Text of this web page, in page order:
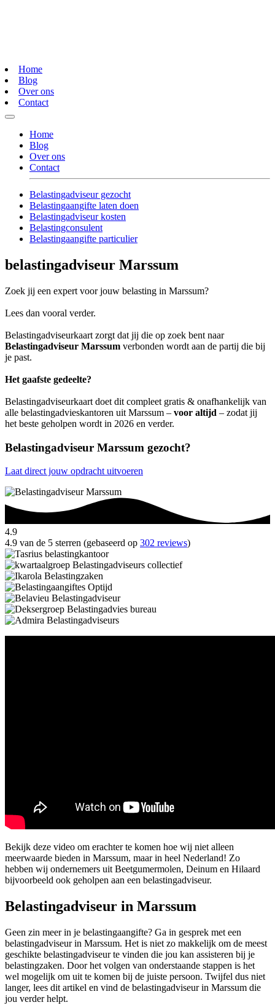
Home
Blog
Over ons
Contact
Home
Blog
Over ons
Contact
Belastingadviseur gezocht
Belastingaangifte laten doen
Belastingadviseur kosten
Belastingconsulent
Belastingaangifte particulier
belastingadviseur Marssum
Zoek jij een expert voor jouw belasting in Marssum?
Lees dan vooral verder.
Belastingadviseurkaart zorgt dat jij die op zoek bent naar
Belastingadviseur Marssum verbonden wordt aan de partij die bij
je past.
Het gaafste gedeelte?
Belastingadviseurkaart doet dit compleet gratis & onafhankelijk van
alle belastingadvieskantoren uit Marssum – voor altijd – zodat jij
het beste geholpen wordt in 2026 en verder.
Belastingadviseur Marssum gezocht?
Laat direct jouw opdracht uitvoeren
4.9
4.9 van de 5 sterren (gebaseerd op 302 reviews)
Bekijk deze video om erachter te komen hoe wij niet alleen
meerwaarde bieden in Marssum, maar in heel Nederland! Zo
hebben wij ondernemers uit Beetgumermolen, Deinum en Hilaard
bijvoorbeeld ook geholpen aan een belastingadviseur.
Belastingadviseur in Marssum
Geen zin meer in je belastingaangifte? Ga in gesprek met een
belastingadviseur in Marssum. Het is niet zo makkelijk om de meest
geschikte belastingadviseur te vinden die jou kan assisteren bij je
belastingzaken. Door het volgen van onderstaande stappen is het
wel mogelijk om uit te komen bij de juiste persoon. Twijfel dus niet
langer, lees dit artikel en vind de belastingadviseur in Marssum die
jou verder helpt.